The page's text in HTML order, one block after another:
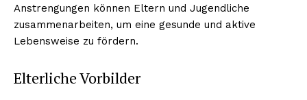
Anstrengungen können Eltern und Jugendliche
zusammenarbeiten, um eine gesunde und aktive
Lebensweise zu fördern.
Elterliche Vorbilder